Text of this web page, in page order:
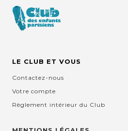
LE CLUB ET VOUS
Contactez-nous
Votre compte
Règlement intérieur du Club